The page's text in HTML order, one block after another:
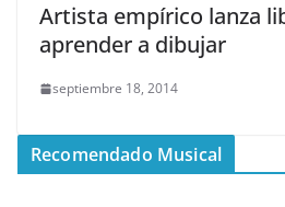
Artista empírico lanza
aprender a dibujar
septiembre 18, 2014
Recomendado Musical